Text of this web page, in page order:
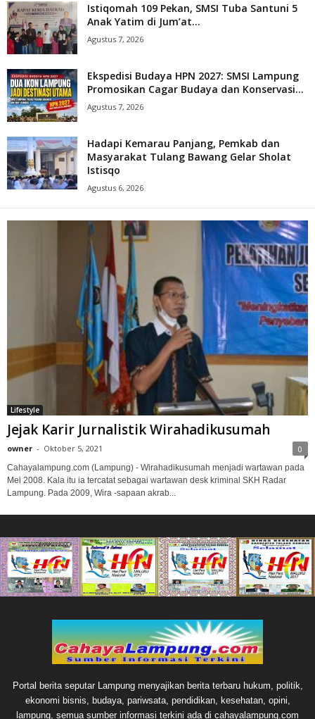
Istiqomah 109 Pekan, SMSI Tuba Santuni 5
Anak Yatim di Jum’at...
Agustus 7, 2026
Ekspedisi Budaya HPN 2027: SMSI Lampung
Promosikan Cagar Budaya dan Konservasi...
Agustus 7, 2026
Hadapi Kemarau Panjang, Pemkab dan
Masyarakat Tulang Bawang Gelar Sholat
Istisqo
Agustus 6, 2026
Lifestyle
Jejak Karir Jurnalistik Wirahadikusumah
owner - Oktober 5, 2021 0
Cahayalampung.com (Lampung) - Wirahadikusumah menjadi wartawan pada
Mei 2008. Kala itu ia tercatat sebagai wartawan desk kriminal SKH Radar
Lampung. Pada 2009, Wira -sapaan akrab...
Portal berita seputar Lampung menyajikan berita terbaru hukum, politik,
ekonomi bisnis, budaya, pariwsata, pendidikan, kesehatan, opini,
lampung, semua sumber informasi terkini ada di cahayalampung.com